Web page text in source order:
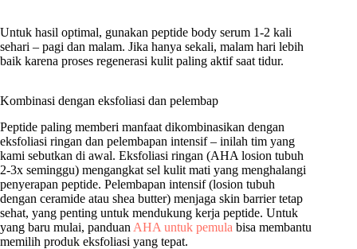
Untuk hasil optimal, gunakan peptide body serum 1-2 kali
sehari – pagi dan malam. Jika hanya sekali, malam hari lebih
baik karena proses regenerasi kulit paling aktif saat tidur.
Kombinasi dengan eksfoliasi dan pelembap
Peptide paling memberi manfaat dikombinasikan dengan
eksfoliasi ringan dan pelembapan intensif – inilah tim yang
kami sebutkan di awal. Eksfoliasi ringan (AHA losion tubuh
2-3x seminggu) mengangkat sel kulit mati yang menghalangi
penyerapan peptide. Pelembapan intensif (losion tubuh
dengan ceramide atau shea butter) menjaga skin barrier tetap
sehat, yang penting untuk mendukung kerja peptide. Untuk
yang baru mulai, panduan AHA untuk pemula bisa membantu
memilih produk eksfoliasi yang tepat.